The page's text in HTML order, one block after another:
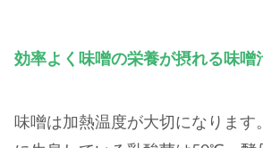
効率よく味噌の栄養が摂れる味噌
味噌は加熱温度が大切になります